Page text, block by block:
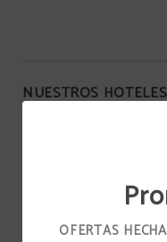
NUESTROS HOTELES
OFERTAS